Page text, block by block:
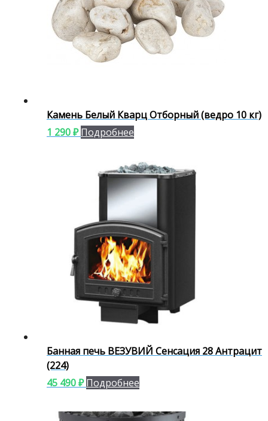
Камень Белый Кварц Отборный (ведро 10 кг)
1 290₽ Подробнее
Банная печь ВЕЗУВИЙ Сенсация 28 Антрацит
(224)
45 490₽ Подробнее